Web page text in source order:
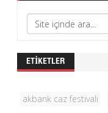
ETIKETLER
akbank caz festivali